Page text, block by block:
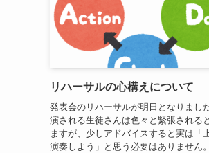
リハーサルの心構えについて
発表会のリハーサルが明日となりまし
演される生徒さんは色々と緊張される
ますが、少しアドバイスすると実は「
演奏しよう」と思う必要はありません